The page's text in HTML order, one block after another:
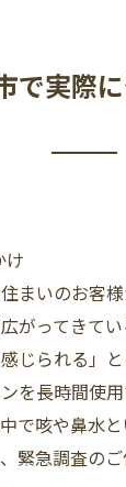
で実際
け
まいのお客
がってきて
じられる」
を長時間使
で咳や鼻水
緊急調査のご